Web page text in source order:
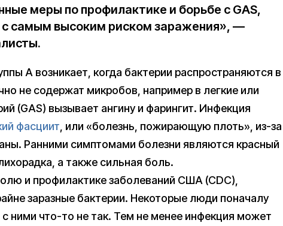
меры по профилактике и борьбе с GAS,
с самым высоким риском заражения», —
А возникает, когда бактерии распространяются в
не содержат микробов, например в легкие или
(GAS) вызывает ангину и фарингит. Инфекция
фасциит, или «болезнь, пожирающую плоть», из-за
Ранними симптомами болезни являются красный
а также сильная боль.
и профилактике заболеваний США (CDC),
заразные бактерии. Некоторые люди поначалу
ними что-то не так. Тем не менее инфекция может